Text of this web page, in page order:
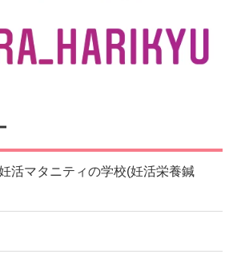
活マタニティの学校(妊活栄養鍼